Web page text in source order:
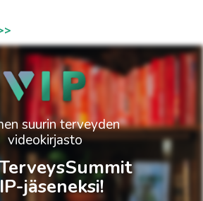
suurin terveyden
videokirjasto
jäseneksi!